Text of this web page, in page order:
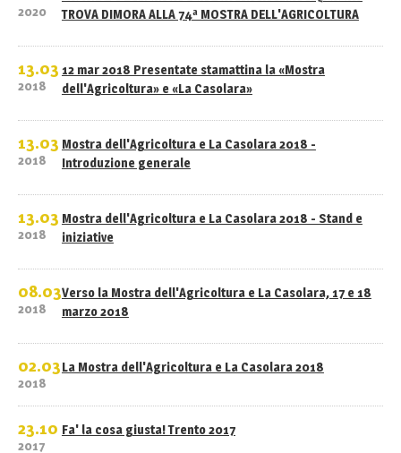
2020
TROVA DIMORA ALLA 74ª MOSTRA DELL'AGRICOLTURA
13.03
2018
12 mar 2018 Presentate stamattina la «Mostra
dell'Agricoltura» e «La Casolara»
13.03
2018
Mostra dell'Agricoltura e La Casolara 2018 -
Introduzione generale
13.03
2018
Mostra dell'Agricoltura e La Casolara 2018 - Stand e
iniziative
08.03
2018
Verso la Mostra dell'Agricoltura e La Casolara, 17 e 18
marzo 2018
02.03
2018
La Mostra dell'Agricoltura e La Casolara 2018
23.10
2017
Fa' la cosa giusta! Trento 2017